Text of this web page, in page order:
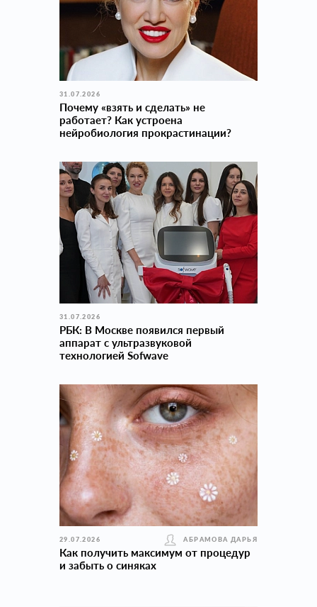
31.07.2026
Почему «взять и сделать» не
работает? Как устроена
нейробиология прокраcтинации?
31.07.2026
РБК: В Москве появился первый
аппарат с ультразвуковой
технологией Sofwave
29.07.2026 АБРАМОВА ДАРЬЯ
Как получить максимум от процедур
и забыть о синяках